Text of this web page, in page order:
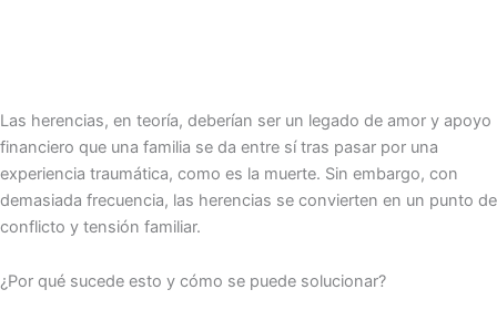
Las herencias, en teoría, deberían ser un legado de amor y apoyo
financiero que una familia se da entre sí tras pasar por una
experiencia traumática, como es la muerte. Sin embargo, con
demasiada frecuencia, las herencias se convierten en un punto de
conflicto y tensión familiar.
¿Por qué sucede esto y cómo se puede solucionar?